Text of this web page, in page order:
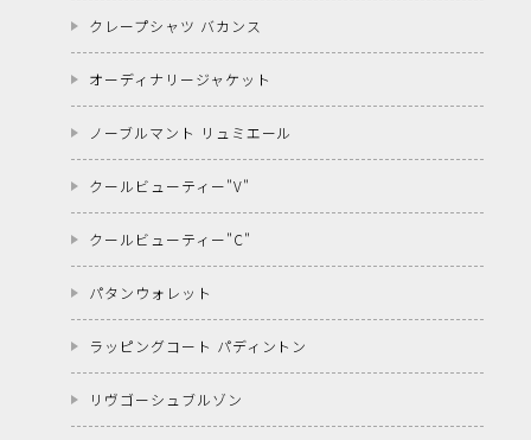
クレープシャツ バカンス
オーディナリージャケット
ノーブルマント リュミエール
クールビューティー"V"
クールビューティー"C"
パタンウォレット
ラッピングコート パディントン
リヴゴーシュブルゾン